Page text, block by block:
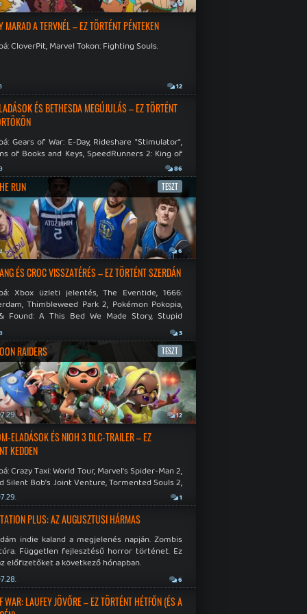
9
MARAD A TERVNÉL – EZ TÖRTÉNT PÉNTEKEN
CloverPit, Marvel Tokon: Fighting Souls.
12
ÉS BETHESDA MEGÚJULÁS – EZ TÖRTÉNT
Gears of War: E-Day, Rideshare "Stimulator",
of Books and Keys, SpeedRunners 2: King of
86
RUN TESZT
6
ÉS CROC VISSZATÉRÉS – EZ TÖRTÉNT SZERDÁN
Xbox üzleti jelentés, The Eventide, 1666:
Thimbleweed Park 2, Pokémon Pokopia,
Found: A This Bed We Made Story, Stupid
3
RAIDERS TESZT
12
ELADÁSOK ÉS NIOH 3 DLC-TRAILER – EZ
KEDDEN
Crazy Taxi: World Tour, Marvel's Spider-Man 2,
Silent Bob's Joint Venture, Tormented Souls 2,
Room in Hell, Slain 2: The Beast Within.
1
PLUS: AZ AUGUSZTUSI HÁRMAS
indie kaland a megjelenés napján. Zombis
Független fejlesztésű horror történet. Ez
előfizetőket a következő hónapban.
6
WAR: LAUFEY JÖVŐRE – EZ TÖRTÉNT HÉTFŐN (ÉS A